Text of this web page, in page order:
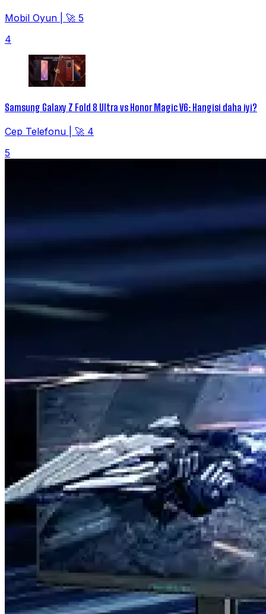
Mobil Oyun
🚀 5
4
Samsung Galaxy Z Fold 8 Ultra vs Honor Magic V6: Hangisi daha iyi?
Cep Telefonu
🚀 4
5